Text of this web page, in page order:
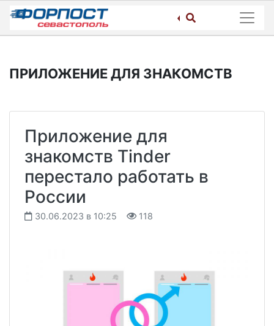
Skip
content
ПРИЛОЖЕНИЕ ДЛЯ ЗНАКОМСТВ
Приложение для
знакомств Tinder
перестало работать в
России
30.06.2023 в 10:25 118